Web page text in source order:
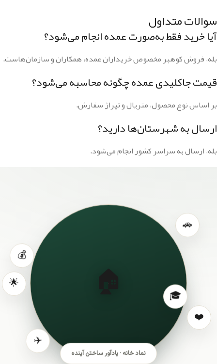
سوالات متداول
آیا خرید فقط به‌صورت عمده انجام می‌شود؟
بله، فروش کوهبر مخصوص خریداران عمده، همکاران و سازمان‌هاست.
قیمت جاکلیدی عمده چگونه محاسبه می‌شود؟
بر اساس نوع محصول، متریال و تیراژ سفارش.
ارسال به شهرستان‌ها دارید؟
بله، ارسال به سراسر کشور انجام می‌شود.
🏠
نماد خانه · یادآور ساختن آینده
🚗
💰
❤️
✈️
🎓
🌟